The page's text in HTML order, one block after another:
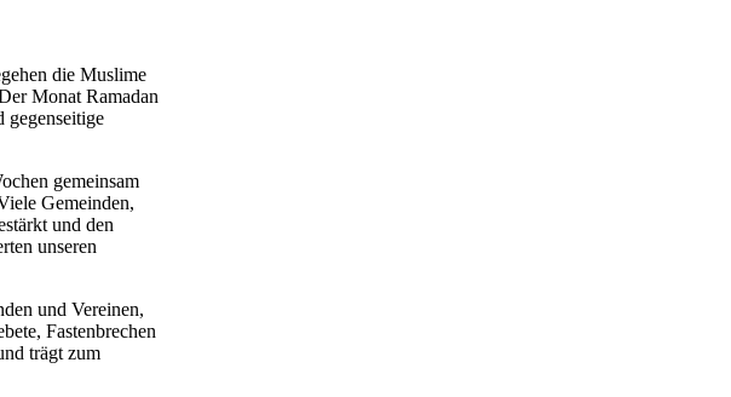
die Muslime
Monat Ramadan
gegenseitige
gemeinsam
Gemeinden,
und den
unseren
und Vereinen,
Fastenbrechen
trägt zum